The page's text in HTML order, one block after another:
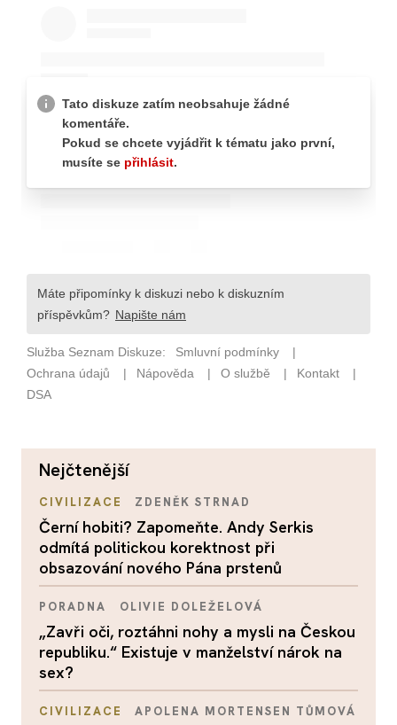
nejčtenější
CIVILIZACE ZDENĚK STRNAD
Černí hobiti? Zapomeňte. Andy Serkis
odmítá politickou korektnost při
obsazování nového Pána prstenů
PORADNA OLIVIE DOLEŽELOVÁ
„Zavři oči, roztáhni nohy a mysli na Českou
republiku.“ Existuje v manželství nárok na
sex?
CIVILIZACE APOLENA MORTENSEN TŮMOVÁ